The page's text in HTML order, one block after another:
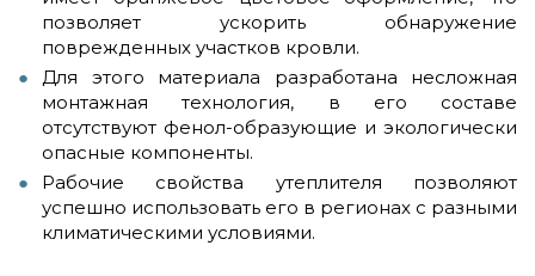
позволяет ускорить обнаружение
поврежденных участков кровли.
Для этого материала разработана несложная
монтажная технология, в его составе
отсутствуют фенол-образующие и экологически
опасные компоненты.
Рабочие свойства утеплителя позволяют
успешно использовать его в регионах с разными
климатическими условиями.